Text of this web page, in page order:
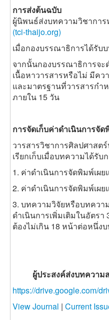
การส่งต้นฉบับ
ผู้นิพนธ์ส่งบทความวิชากา
(tci-thaijo.org)
เมื่อกองบรรณาธิการได้รับ
จากนั้นกองบรรณาธิการจะ
เนื้อหาวารสารหรือไม่ มีค
และมาตรฐานที่วารสารก
ภายใน 15 วัน
การจัดเก็บค่าดำเนินการจั
วารสารวิชาการศิลปศาสต
เรียกเก็บเมื่อบทความได้รั
1. ค่าดำเนินการจัดพิมพ์เผ
2. ค่าดำเนินการจัดพิมพ์เผ
3. บทความวิจัยหรือบทควา
ดำเนินการเพิ่มเติมในอัตร
ต้องไม่เกิน 18 หน้าต่อหนึ่ง
ผู้ประสงค์ส่งบทความสา
https://drive.google.com/
View Journal | Current